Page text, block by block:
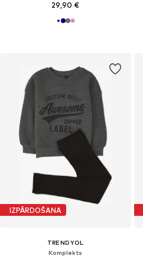
29,90 €
IZPĀRDOŠANA
TRENDYOL
Komplekts